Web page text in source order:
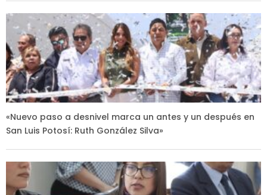
«Nuevo paso a desnivel marca un antes y un después en
San Luis Potosí: Ruth González Silva»